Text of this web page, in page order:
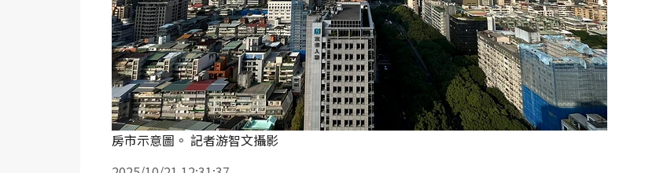
房市示意圖。 記者游智文攝影